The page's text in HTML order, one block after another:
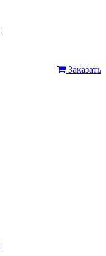
Заказать